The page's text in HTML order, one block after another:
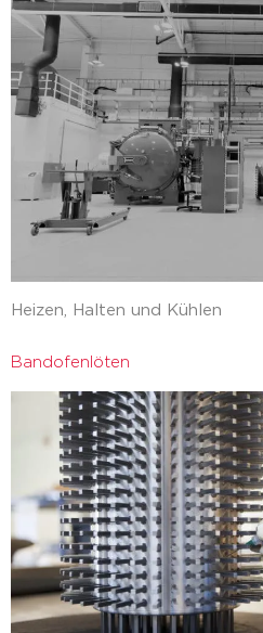
Heizen, Halten und Kühlen
Bandofenlöten